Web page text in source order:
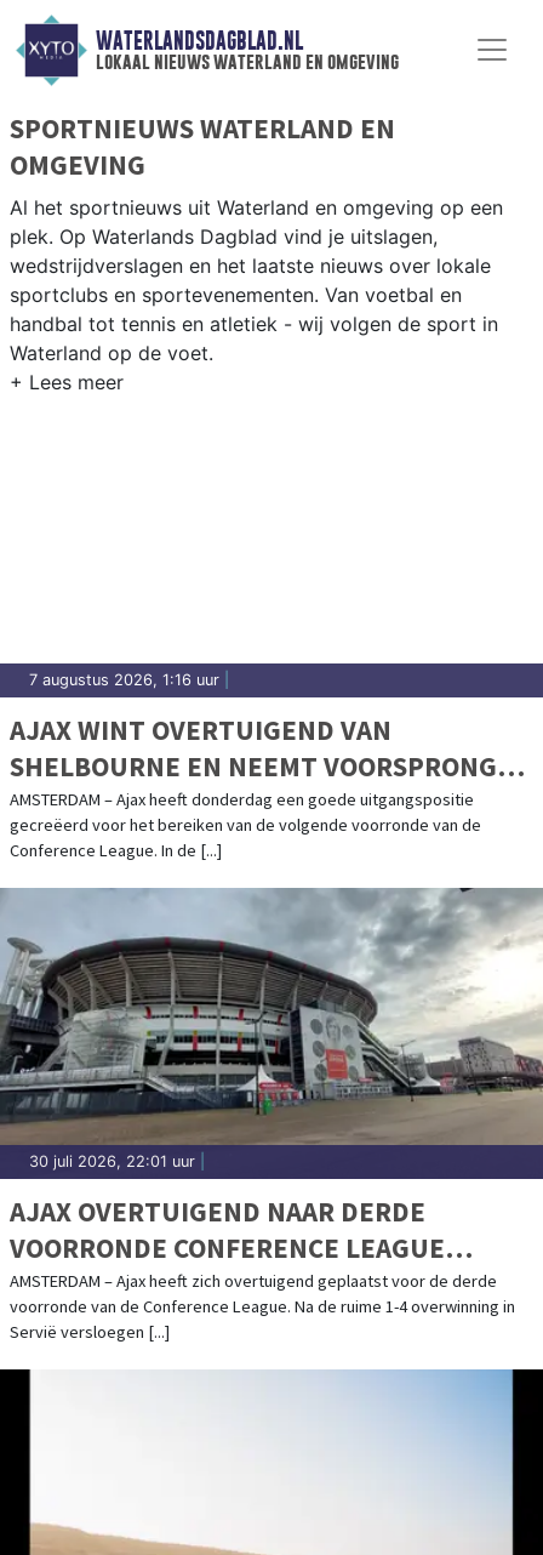
WATERLANDSDAGBLAD.NL
lokaal nieuws waterland en omgeving
SPORTNIEUWS WATERLAND EN
OMGEVING
Al het sportnieuws uit Waterland en omgeving op een
plek. Op Waterlands Dagblad vind je uitslagen,
wedstrijdverslagen en het laatste nieuws over lokale
sportclubs en sportevenementen. Van voetbal en
handbal tot tennis en atletiek - wij volgen de sport in
Waterland op de voet.
7 augustus 2026, 1:16 uur
AJAX WINT OVERTUIGEND VAN
SHELBOURNE EN NEEMT VOORSPRONG
RICHTING VOLGENDE RONDE
AMSTERDAM – Ajax heeft donderdag een goede uitgangspositie
gecreëerd voor het bereiken van de volgende voorronde van de
Conference League. In de [...]
30 juli 2026, 22:01 uur
AJAX OVERTUIGEND NAAR DERDE
VOORRONDE CONFERENCE LEAGUE
DANKZIJ HATTRICK GLOUKH
AMSTERDAM – Ajax heeft zich overtuigend geplaatst voor de derde
voorronde van de Conference League. Na de ruime 1-4 overwinning in
Servië versloegen [...]